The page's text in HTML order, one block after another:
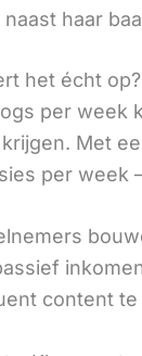
naast haar
het écht op?
per week
Met
per week
content